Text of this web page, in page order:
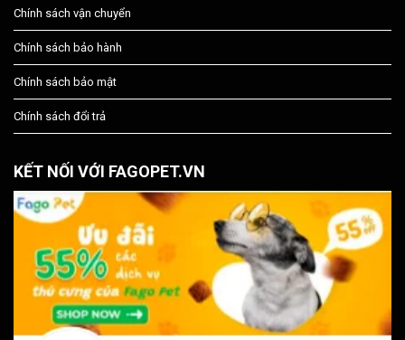
Chính sách vận chuyển
Chính sách bảo hành
Chính sách bảo mật
Chính sách đổi trả
KẾT NỐI VỚI FAGOPET.VN